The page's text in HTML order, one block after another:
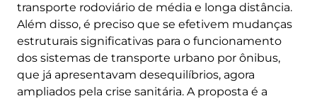
transporte rodoviário de média e longa distância.
Além disso, é preciso que se efetivem mudanças
estruturais significativas para o funcionamento
dos sistemas de transporte urbano por ônibus,
que já apresentavam desequilíbrios, agora
ampliados pela crise sanitária. A proposta é a